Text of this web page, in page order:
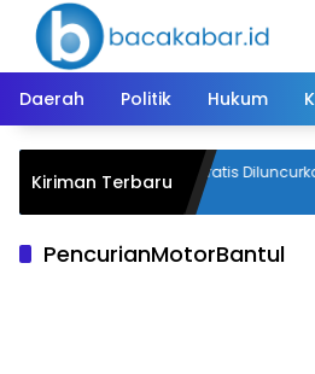
Langsung
konten
Daerah
Politik Hukum
Kiriman Terbaru
Trans Saijaan Gratis
Kotabaru
PencurianMotorBantul